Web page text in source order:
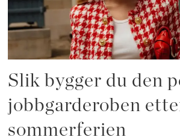
Slik bygger du den
jobbgarderoben
sommerferien